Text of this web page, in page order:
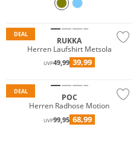
DEAL
RUKKA
Herren Laufshirt Metsola
UVP49,99 39,99
DEAL
POC
Herren Radhose Motion
UVP99,95 68,99